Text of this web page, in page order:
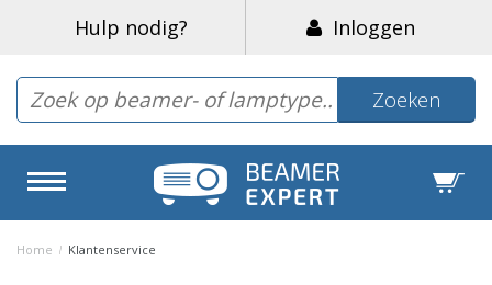
Hulp nodig? Inloggen
Zoeken
Home / Klantenservice